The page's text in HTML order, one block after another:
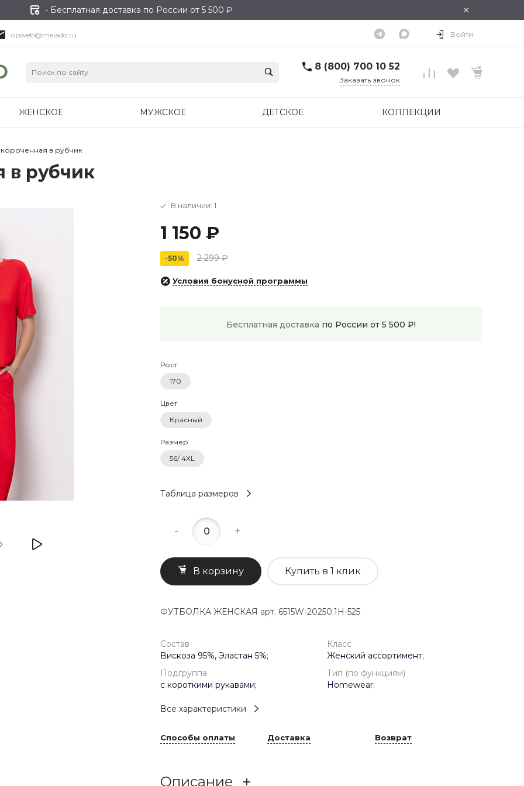
• Бесплатная доставка по России от 5 500 ₽ ×
opweb@melado.ru Войти
8 (800) 700 10 52
Заказать звонок
ЖЕНСКОЕ МУЖСКОЕ ДЕТСКОЕ КОЛЛЕКЦИИ
в рубчик
в рубчик
В наличии: 1
1 150 ₽
-50% 2 299 ₽
Условия бонусной программы
Бесплатная доставка по России от 5 500 ₽!
Рост
170
Цвет
Красный
Размер
56/ 4XL
Таблица размеров
- +
В корзину Купить в 1 клик
ФУТБОЛКА ЖЕНСКАЯ арт. 6515W-20250.1H-525
Состав
Вискоза 95%, Эластан 5%;
Класс
Женский ассортимент;
Подгруппа
с короткими рукавами;
Тип (по функциям)
Homewear;
Все характеристики
Способы оплаты Доставка Возврат
Описание